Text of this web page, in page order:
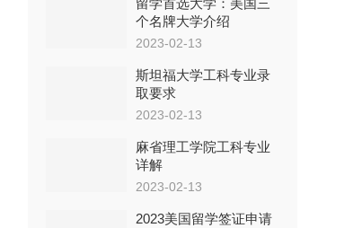
留学首选大学：美国三
个名牌大学介绍
2023-02-13
斯坦福大学工科专业录
取要求
2023-02-13
麻省理工学院工科专业
详解
2023-02-13
2023美国留学签证申请